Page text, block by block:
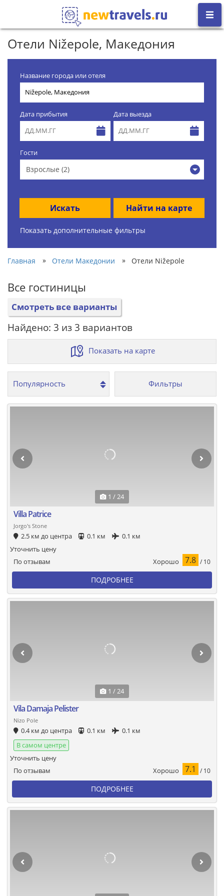
Отели Nižepole, Македония
Название города или отеля
Дата прибытия Дата выезда
Гости
Взрослые (2)
Искать Найти на карте
Показать дополнительные фильтры
Главная » Отели Македонии » Отели Nižepole
Все гостиницы
Смотреть все варианты
Найдено: 3 из 3 вариантов
Показать на карте
Фильтры
1 / 24
Villa Patrice
Jorgo's Stone
2.5 км до центра 0.1 км 0.1 км
По отзывам Хорошо 7.8 / 10
Уточнить цену
ПОДРОБНЕЕ
1 / 24
Vila Damaja Pelister
Nizo Pole
0.4 км до центра 0.1 км
0.1 км
В самом центре
По отзывам Хорошо 7.1 / 10
Уточнить цену
ПОДРОБНЕЕ